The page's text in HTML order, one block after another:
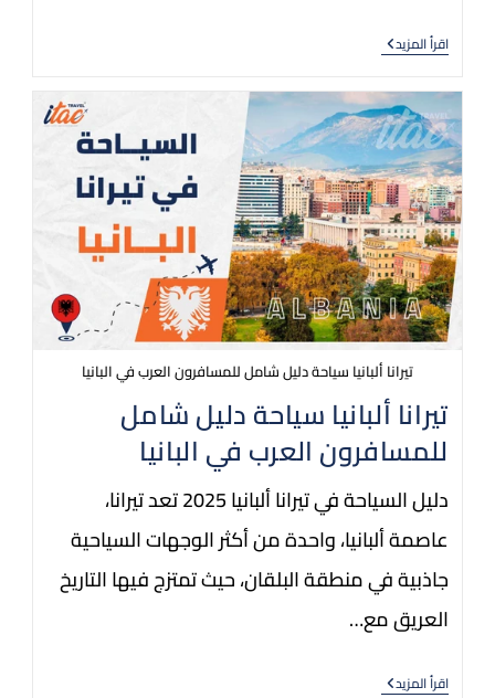
اقرأ المزيد
تيرانا ألبانيا سياحة دليل شامل للمسافرون العرب في البانيا
تيرانا ألبانيا سياحة دليل شامل
للمسافرون العرب في البانيا
دليل السياحة في تيرانا ألبانيا 2025 تعد تيرانا،
عاصمة ألبانيا، واحدة من أكثر الوجهات السياحية
جاذبية في منطقة البلقان، حيث تمتزج فيها التاريخ
العريق مع…
اقرأ المزيد